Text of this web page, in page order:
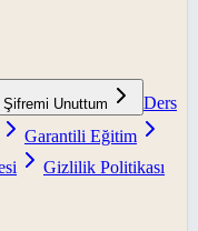
Şifremi Unuttum
Ders
Garantili Eğitim
Gizlilik Politikası